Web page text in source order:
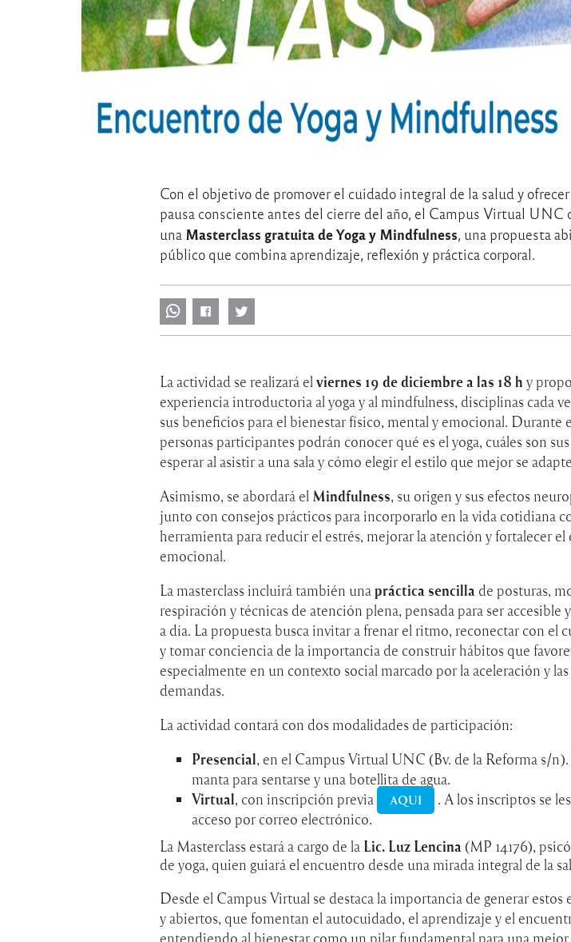
Con el objetivo de promover el cuidado integral de la salud y
pausa consciente antes del cierre del año, el Campus Virtual UNC
una Masterclass gratuita de Yoga y Mindfulness, una propuesta
público que combina aprendizaje, reflexión y práctica corporal.
La actividad se realizará elviernes 19 de diciembre a las 18 h y
experiencia introductoria al yoga y al mindfulness, disciplinas cada
sus beneficios para el bienestar físico, mental y emocional. Durante
personas participantes podrán conocer qué es el yoga, cuáles son
esperar al asistir a una sala y cómo elegir el estilo que mejor se
Asimismo, se abordará el Mindfulness, su origen y sus efectos
junto con consejos prácticos para incorporarlo en la vida cotidiana
herramienta para reducir el estrés, mejorar la atención y fortalecer
emocional.
La masterclass incluirá también unapráctica sencillade posturas,
respiración y técnicas de atención plena, pensada para ser accesible
a día. La propuesta busca invitar a frenar el ritmo, reconectar con el
y tomar conciencia de la importancia de construir hábitos que
especialmente en un contexto social marcado por la aceleración y
demandas.
La actividad contará con dos modalidades de participación:
Presencial, en el Campus Virtual UNC (Bv. de la Reforma s/n).
manta para sentarse y una botellita de agua.
Virtual, con inscripción previa AQUI
. A los inscriptos se
acceso por correo electrónico.
La Masterclass estará a cargo de la Lic. Luz Lencina(MP 14176),
de yoga, quien guiará el encuentro desde una mirada integral de la
Desde el Campus Virtual se destaca la importancia de generar estos
y abiertos, que fomentan el autocuidado, el aprendizaje y el
entendiendo al bienestar como un pilar fundamental para una mejor